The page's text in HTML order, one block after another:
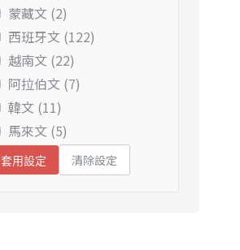
蒙藏文 (2)
西班牙文 (122)
越南文 (22)
阿拉伯文 (7)
韓文 (11)
馬來文 (5)
套用設定 清除設定